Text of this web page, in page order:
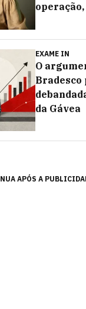
EXAME IN
O
da Gávea
APÓS A